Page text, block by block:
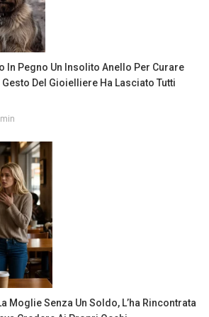
In Pegno Un Insolito Anello Per Curare
Gesto Del Gioielliere Ha Lasciato Tutti
Moglie Senza Un Soldo, L’ha Rincontrata